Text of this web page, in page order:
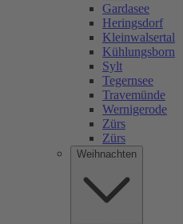
Gardasee
Heringsdorf
Kleinwalsertal
Kühlungsborn
Sylt
Tegernsee
Travemünde
Wernigerode
Zürs
Zürs
Weihnachten